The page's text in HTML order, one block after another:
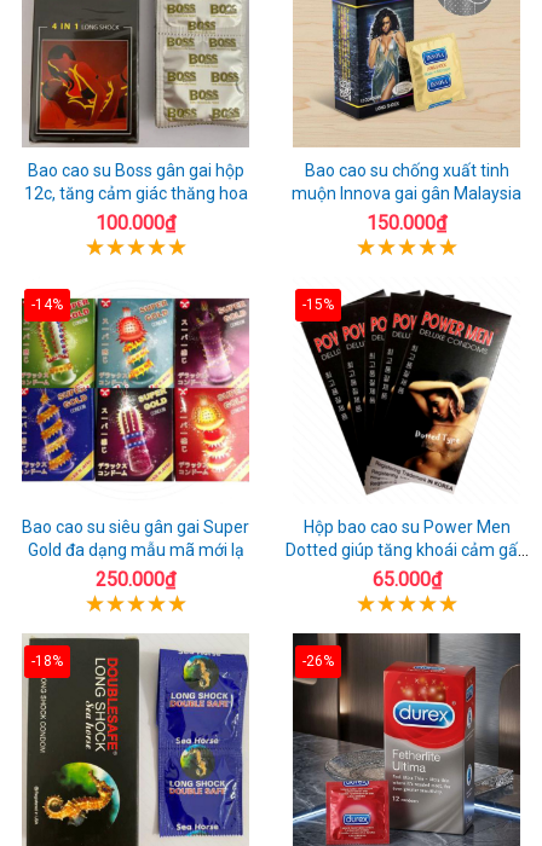
Bao cao su Boss gân gai hộp
12c, tăng cảm giác thăng hoa
100.000₫
Bao cao su chống xuất tinh
muộn Innova gai gân Malaysia
150.000₫
-14%
Bao cao su siêu gân gai Super
Gold đa dạng mẫu mã mới lạ
250.000₫
-15%
Hộp bao cao su Power Men
Dotted giúp tăng khoái cảm gấp
đôi
65.000₫
-18% -26%